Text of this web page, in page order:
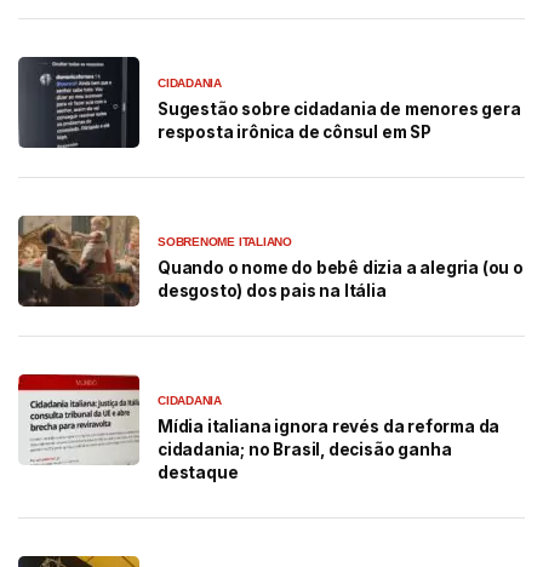
CIDADANIA
Sugestão sobre cidadania de menores gera
resposta irônica de cônsul em SP
SOBRENOME ITALIANO
Quando o nome do bebê dizia a alegria (ou o
desgosto) dos pais na Itália
CIDADANIA
Mídia italiana ignora revés da reforma da
cidadania; no Brasil, decisão ganha
destaque